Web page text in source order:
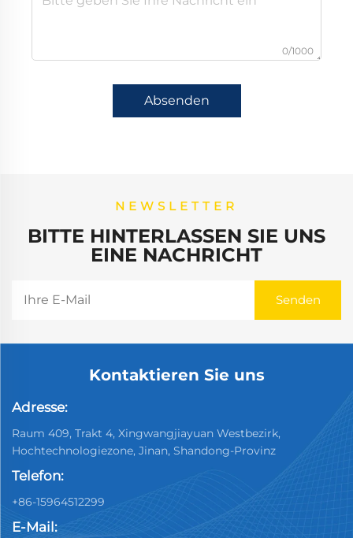
0/1000
Absenden
NEWSLETTER
BITTE HINTERLASSEN SIE UNS
EINE NACHRICHT
Kontaktieren Sie uns
Adresse:
Raum 409, Trakt 4, Xingwangjiayuan Westbezirk,
Hochtechnologiezone, Jinan, Shandong-Provinz
Telefon:
+86-15964512299
E-Mail: